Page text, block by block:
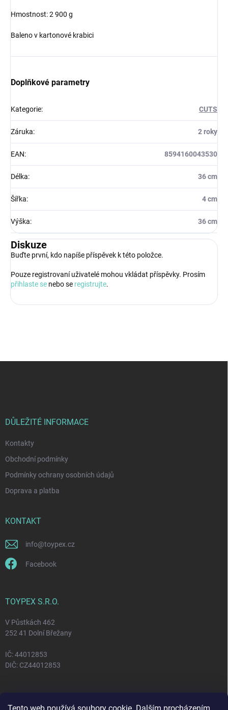
Hmostnost: 2 900 g
Baleno v kartonové krabici
Doplňkové parametry
Kategorie: CUTS
Záruka: 2 roky
EAN: 8594160043530
Délka: 36 cm
Šířka: 4 cm
Výška: 36 cm
Diskuze
Buďte první, kdo napíše příspěvek k této položce.
Pouze registrovaní uživatelé mohou vkládat příspěvky. Prosím
přihlaste se nebo se registrujte.
DŮLEŽITÉ INFORMACE
Kontakty
Obchodní podmínky
Podmínky ochrany osobních údajů
Doprava a platba
KONTAKT
info@toypex.cz
Facebook
TOYPEX S.R.O.
V Půstkách 462
252 41 Dolní Břežany
IČ: 44012853
DIČ: CZ44012853